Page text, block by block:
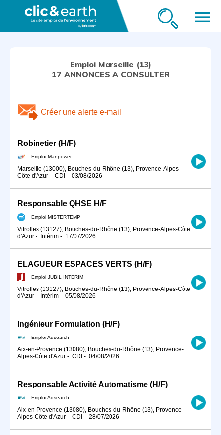
menu
Emploi Marseille (13)
17 ANNONCES A CONSULTER
Créer une alerte e-mail
Robinetier (H/F)
Emploi Manpower
Marseille (13000), Bouches-du-Rhône (13), Provence-Alpes-
Côte d'Azur - CDI - 03/08/2026
Responsable QHSE H/F
Emploi MISTERTEMP
Vitrolles (13127), Bouches-du-Rhône (13), Provence-Alpes-Côte
d'Azur - Intérim - 17/07/2026
ELAGUEUR ESPACES VERTS (H/F)
Emploi JUBIL INTERIM
Vitrolles (13127), Bouches-du-Rhône (13), Provence-Alpes-Côte
d'Azur - Intérim - 05/08/2026
Ingénieur Formulation (H/F)
Emploi Adsearch
Aix-en-Provence (13080), Bouches-du-Rhône (13), Provence-
Alpes-Côte d'Azur - CDI - 04/08/2026
Responsable Activité Automatisme (H/F)
Emploi Adsearch
Aix-en-Provence (13080), Bouches-du-Rhône (13), Provence-
Alpes-Côte d'Azur - CDI - 28/07/2026